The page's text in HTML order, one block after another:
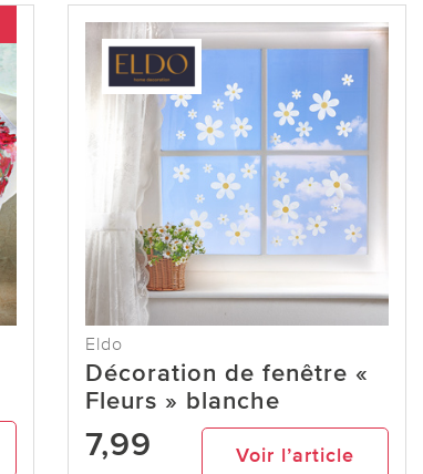
Eldo
Décoration de fenêtre «
Fleurs » blanche
7,99 Voir l’article